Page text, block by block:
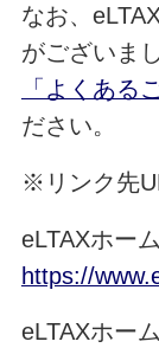
なお、
がございま
「よくある
ださい。
※リンク先
eLTAXホー
https://
eLTAXホー